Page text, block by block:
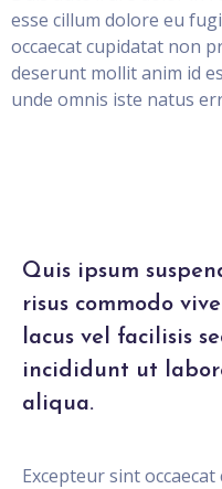
esse cillum dolore eu
occaecat cupidatat non
deserunt mollit anim id
unde omnis iste natus
Quis ipsum
risus commodo
lacus vel facilisis
incididunt ut
aliqua.
Excepteur sint